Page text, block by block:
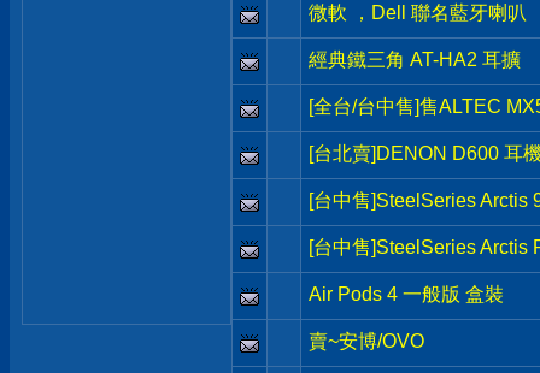
微軟 ，Dell 聯名藍牙喇叭
經典鐵三角 AT-HA2 耳擴
[全台/台中售]售ALTEC
[台北賣]DENON D600 耳
[台中售]SteelSeries Arctis
[台中售]SteelSeries Arctis
Air Pods 4 一般版 盒裝
賣~安博/OVO